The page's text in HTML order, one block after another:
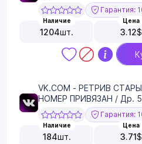
Гарантия:
Наличие
1204шт.
Цена
3.12$
VK.COM - РЕТРИВ
НОМЕР ПРИВЯЗАН / Др.
Гарантия:
Наличие
184шт.
Цена
3.71$